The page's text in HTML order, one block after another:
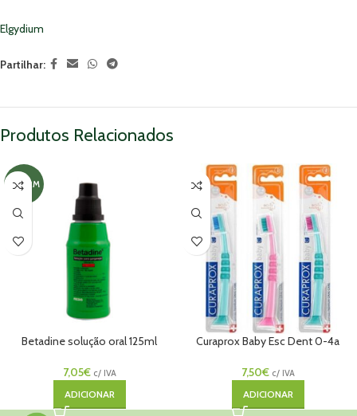
Elgydium
Partilhar:
Produtos Relacionados
MNSRM
Betadine solução oral 125ml
7,05€ c/ IVA
ADICIONAR
Curaprox Baby Esc Dent 0-4a
7,50€ c/ IVA
ADICIONAR